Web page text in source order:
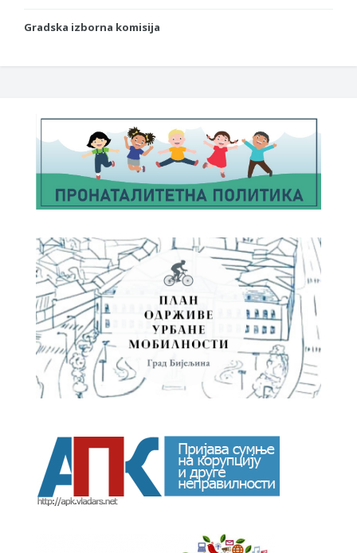
Gradska izborna komisija